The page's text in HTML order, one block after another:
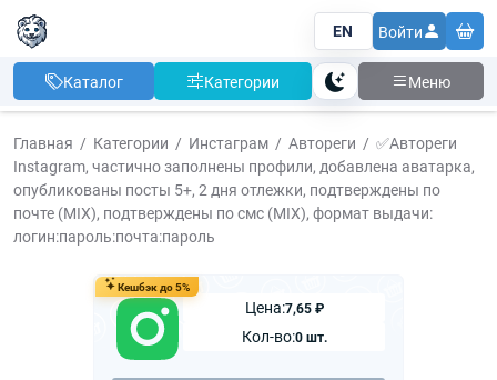
EN Войти
Каталог Категории Тема Меню
Главная Категории Инстаграм Автореги
✅Автореги
Instagram, частично заполнены профили, добавлена аватарка,
опубликованы посты 5+, 2 дня отлежки, подтверждены по
почте (MIX), подтверждены по смс (MIX), формат выдачи:
логин:пароль:почта:пароль
Кешбэк до 5%
Цена:7,65 ₽
Кол-во:0 шт.